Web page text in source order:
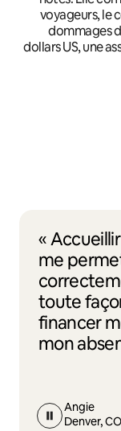
voyageurs, le
dommages
dollars US, une
«
me
toute
financer
mon
Angie
Denver, CO